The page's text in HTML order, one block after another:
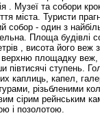
. Музеї та собори
міста. Туристи
собор - один з
Площа будівлі
, висота його веж
площадку веж,
півтисячі ступень.
каплиць, капел,
різьбленими
сірим рейнським
і позолотою.